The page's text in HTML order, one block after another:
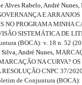
Alves Rabelo, André
E ARRANJOS
NO PROGRAMA MINHA
SISTEMÁTICA DE
(BOCA): v. 18 n. 52
André Nunes,
NA CURVA?
CNPC 37/
de Conjuntura (BOCA):